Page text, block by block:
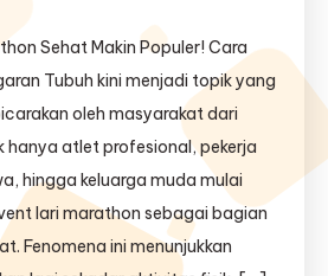
Sehat Makin Populer! Cara
Tubuh kini menjadi topik yang
oleh masyarakat dari
hanya atlet profesional, pekerja
hingga keluarga muda mulai
lari marathon sebagai bagian
Fenomena ini menunjukkan